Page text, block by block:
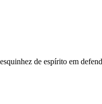
de espírito em